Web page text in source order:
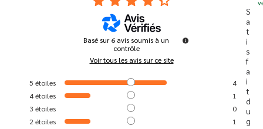
Basé sur6 avis soumis à un
contrôle
Voir tous les avis sur ce site
5 étoiles
4
4étoiles
1
3 étoiles
0
2 étoiles
1
S
a
t
i
s
f
a
i
t
d
u
g